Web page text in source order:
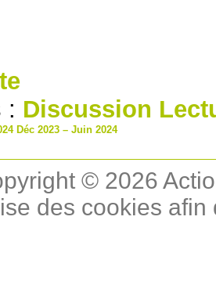
: Discussion
Déc 2023 – Juin 2024
© 2026
des cookies